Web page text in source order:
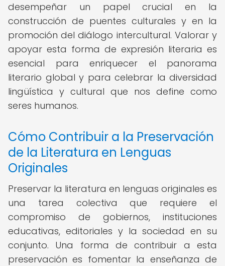
desempeñar un papel crucial en la
construcción de puentes culturales y en la
promoción del diálogo intercultural. Valorar y
apoyar esta forma de expresión literaria es
esencial para enriquecer el panorama
literario global y para celebrar la diversidad
lingüística y cultural que nos define como
seres humanos.
Cómo Contribuir a la Preservación
de la Literatura en Lenguas
Originales
Preservar la literatura en lenguas originales es
una tarea colectiva que requiere el
compromiso de gobiernos, instituciones
educativas, editoriales y la sociedad en su
conjunto. Una forma de contribuir a esta
preservación es fomentar la enseñanza de